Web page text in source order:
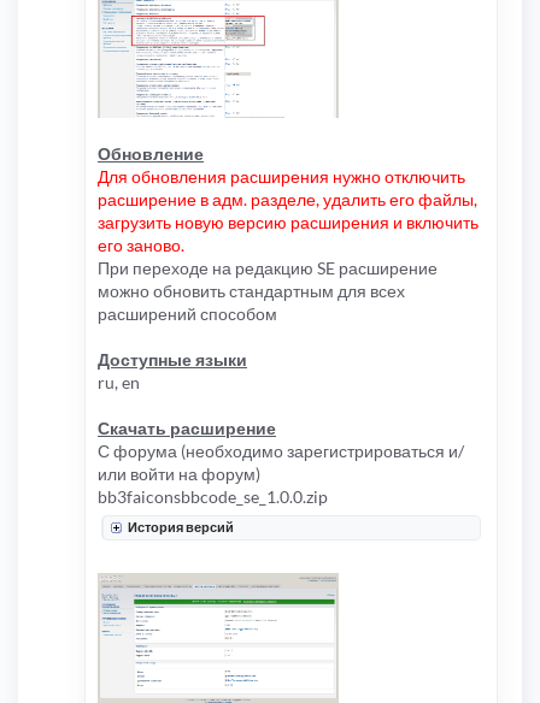
Обновление
Для обновления расширения нужно отключить
расширение в адм. разделе, удалить его файлы,
загрузить новую версию расширения и включить
его заново.
При переходе на редакцию SE расширение
можно обновить стандартным для всех
расширений способом
Доступные языки
ru, en
Скачать расширение
С форума (необходимо зарегистрироваться и/
или войти на форум)
bb3faiconsbbcode_se_1.0.0.zip
История версий